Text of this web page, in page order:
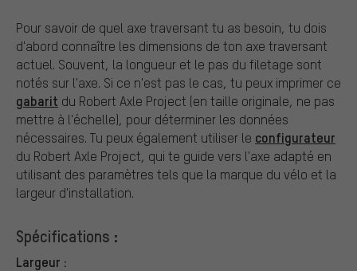
Pour savoir de quel axe traversant tu as besoin, tu dois
d'abord connaître les dimensions de ton axe traversant
actuel. Souvent, la longueur et le pas du filetage sont
notés sur l'axe. Si ce n'est pas le cas, tu peux imprimer ce
gabarit du Robert Axle Project (en taille originale, ne pas
mettre à l'échelle), pour déterminer les données
nécessaires. Tu peux également utiliser le configurateur
du Robert Axle Project, qui te guide vers l'axe adapté en
utilisant des paramètres tels que la marque du vélo et la
largeur d'installation.
Spécifications :
Largeur :